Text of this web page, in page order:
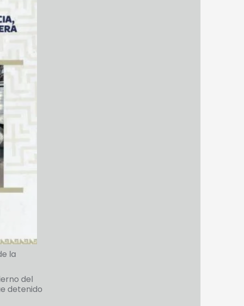
la
del
detenido